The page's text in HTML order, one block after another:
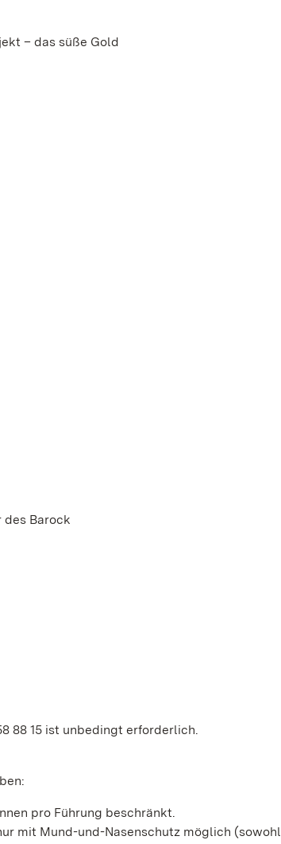
– das süße Gold
des Barock
88 15 ist unbedingt erforderlich.
pro Führung beschränkt.
mit Mund-und-Nasenschutz möglich (sowohl